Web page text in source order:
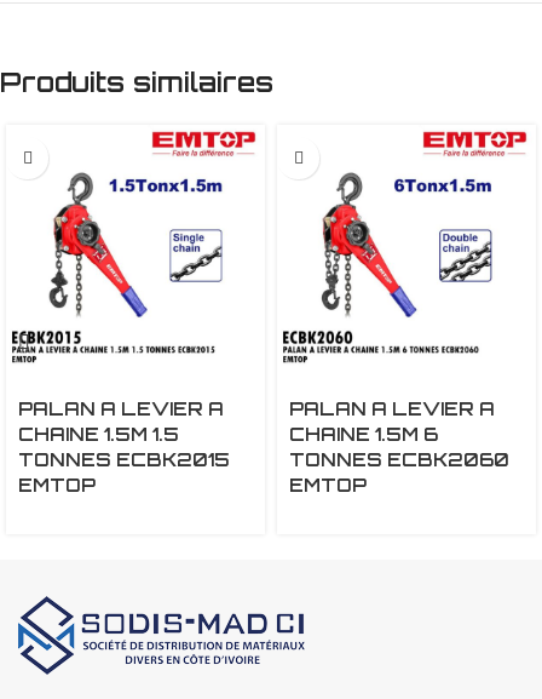
Produits similaires
PALAN A LEVIER A
CHAINE 1.5M 1.5
TONNES ECBK2015
EMTOP
PALAN A LEVIER A
CHAINE 1.5M 6
TONNES ECBK2060
EMTOP